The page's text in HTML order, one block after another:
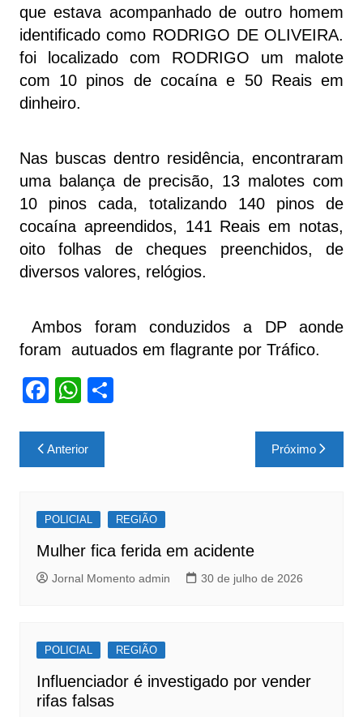
que estava acompanhado de outro homem
identificado como RODRIGO DE OLIVEIRA.
foi localizado com RODRIGO um malote
com 10 pinos de cocaína e 50 Reais em
dinheiro.
Nas buscas dentro residência, encontraram
uma balança de precisão, 13 malotes com
10 pinos cada, totalizando 140 pinos de
cocaína apreendidos, 141 Reais em notas,
oito folhas de cheques preenchidos, de
diversos valores, relógios.
Ambos foram conduzidos a DP aonde
foram autuados em flagrante por Tráfico.
F
c
e
o
o
k
W
at
s
p
p
S
Navegação
de
Anterior Próximo
POLICIAL REGIÃO
Mulher fica ferida em acidente
Jornal Momento admin 30 de julho de 2026
POLICIAL REGIÃO
Influenciador é investigado por vender
rifas falsas